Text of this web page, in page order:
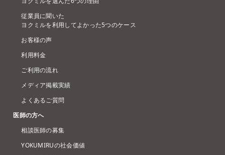
従業員に聞いた
ヨクミルを利用してよかった5つのケース
お客様の声
利用料金
ご利用の流れ
メディア掲載実績
よくあるご質問
医師の方へ
相談医師の募集
YOKUMIRUの社会価値